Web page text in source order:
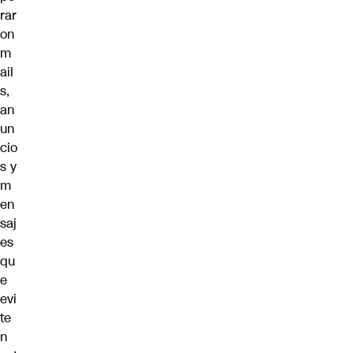
rar
on
m
ail
s,
an
un
cio
s y
m
en
saj
es
qu
e
evi
te
n